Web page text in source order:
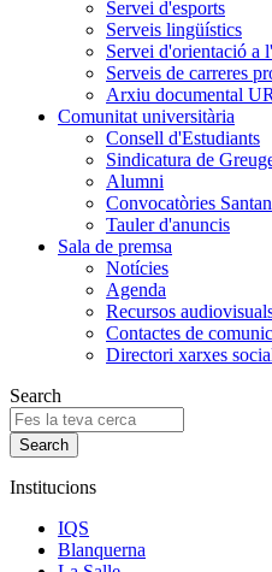
Servei d'esports
Serveis lingüístics
Servei d'orientació a
Serveis de carreres
Arxiu documental
Comunitat universitària
Consell d'Estudiants
Sindicatura de
Alumni
Convocatòries
Tauler d'anuncis
Sala de premsa
Notícies
Agenda
Recursos
Contactes de
Directori xarxes
Search
Institucions
IQS
Blanquerna